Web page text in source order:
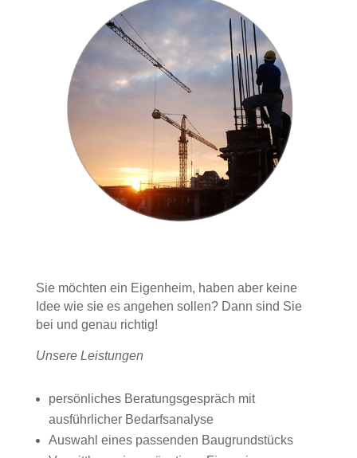
Sie möchten ein Eigenheim, haben aber keine
Idee wie sie es angehen sollen? Dann sind Sie
bei und genau richtig!
Unsere Leistungen
persönliches Beratungsgespräch mit
ausführlicher Bedarfsanalyse
Auswahl eines passenden Baugrundstücks